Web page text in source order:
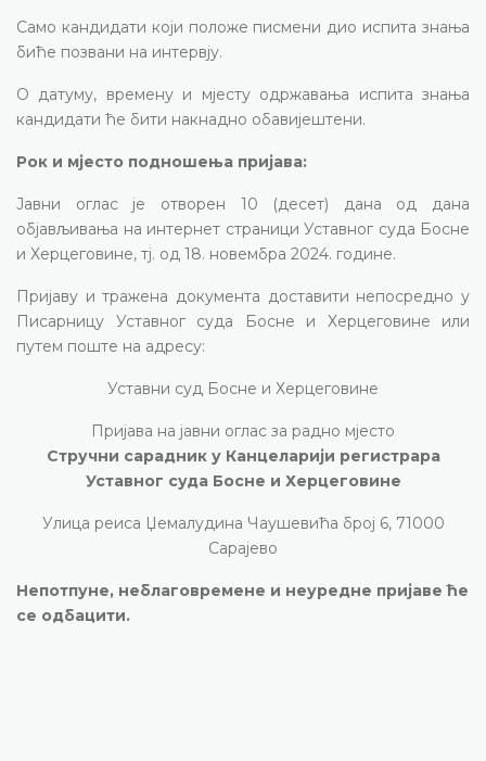
Само кандидати који положе писмени дио испита знања
биће позвани на интервју.
О датуму, времену и мјесту одржавања испита знања
кандидати ће бити накнадно обавијештени.
Рок и мјесто подношења пријава:
Јавни оглас је отворен 10 (десет) дана од дана
објављивања на интернет страници Уставног суда Босне
и Херцеговине, тј. од 18. новембра 2024. године.
Пријаву и тражена документа доставити непосредно у
Писарницу Уставног суда Босне и Херцеговине или
путем поште на адресу:
Уставни суд Босне и Херцеговине
Пријава на јавни оглас за радно мјесто
Стручни сарадник у Канцеларији регистрара
Уставног суда Босне и Херцеговине
Улица реиса Џемалудина Чаушевића број 6, 71000
Сарајево
Непотпуне, неблаговремене и неуредне пријаве ће
се одбацити.